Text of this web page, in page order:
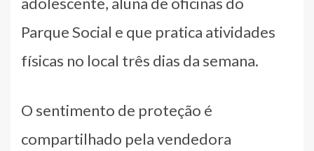
Parque Social e que pratica atividades
físicas no local três dias da semana.
O sentimento de proteção é
compartilhado pela vendedora